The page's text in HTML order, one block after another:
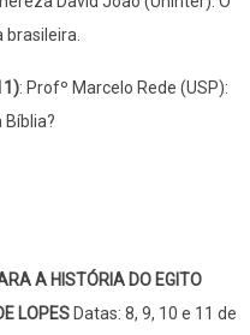
: Profº Marcelo Rede (USP):
Bíblia?
A HISTÓRIA DO EGITO
LOPES Datas: 8, 9, 10 e 11 de